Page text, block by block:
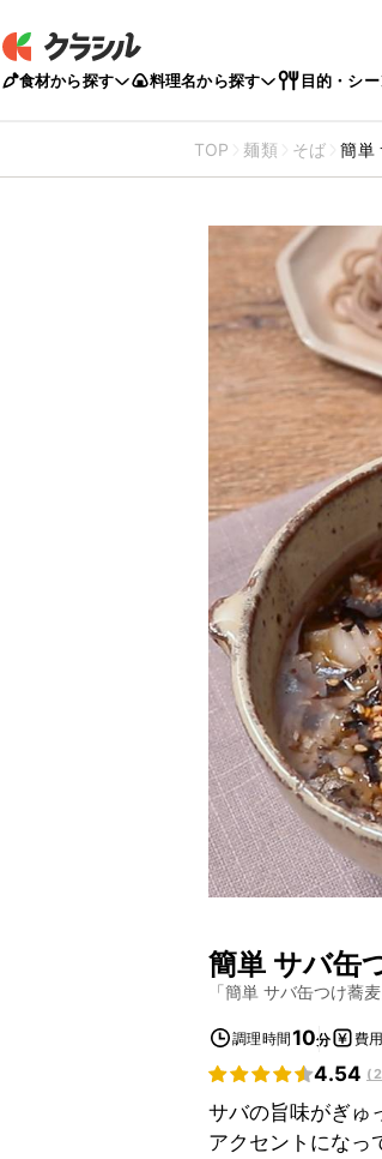
食材から探す 料理名から探す 目的・シ
TOP 麺類 そば 簡単
簡単 サバ缶
「簡単 サバ缶つけ蕎麦
調理時間10分 費
4.54 (
サバの旨味がぎゅ
アクセントになっ